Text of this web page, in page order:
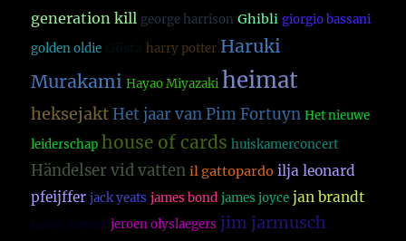
generation kill george harrison Ghibli giorgio bassani
golden oldie
harry potter Haruki
Murakami Hayao Miyazaki heimat
heksejakt Het jaar van Pim Fortuyn Het nieuwe
leiderschap house of cards huiskamerconcert
Händelser vid vatten il gattopardo ilja leonard
pfeijffer jack yeats james bond james joyce jan brandt
jason bourne jeroen olyslaegers jim jarmusch